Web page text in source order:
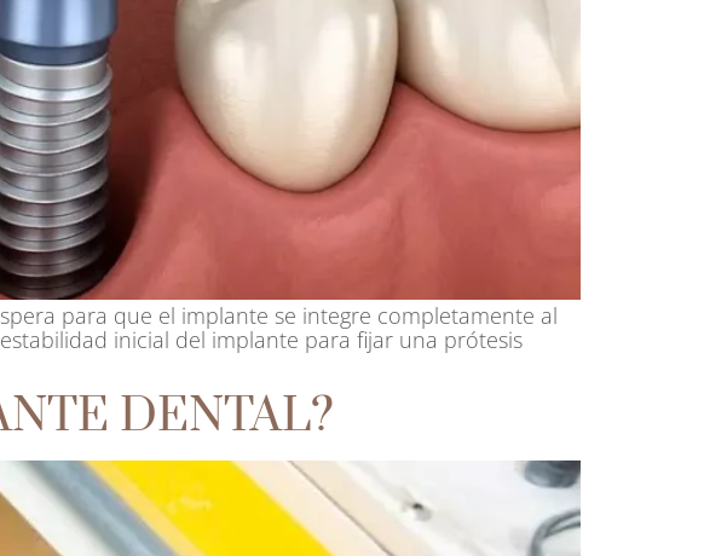
para que el implante se integre completamente al
inicial del implante para fijar una prótesis
DENTAL?